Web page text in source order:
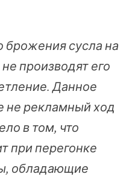
брожения сусла на
производят его
Данное
не рекламный ход
в том, что
при перегонке
обладающие